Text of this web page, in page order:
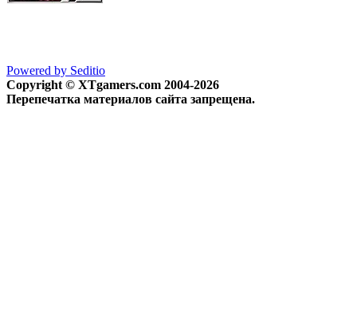
Powered by Seditio
Copyright © XTgamers.com 2004-2026
Перепечатка материалов сайта запрещена.